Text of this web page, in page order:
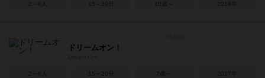
2～6人 15～30分 10歳～ 2018年
ドリームオン！
2～8人 15～20分 7歳～ 2017年